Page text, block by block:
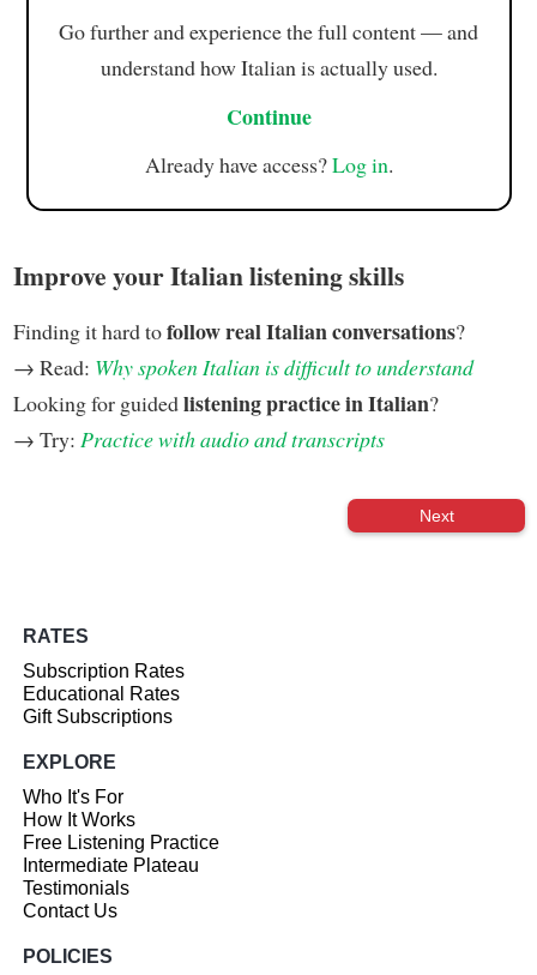
Go further and experience the full content — and
understand how Italian is actually used.
Continue
Already have access?Log in.
Improve your Italian listening skills
Finding it hard tofollow real Italian conversations?
→ Read: Why spoken Italian is difficult to understand
Looking for guidedlistening practice in Italian?
→ Try: Practice with audio and transcripts
Next
RATES
Subscription Rates
Educational Rates
Gift Subscriptions
EXPLORE
Who It's For
How It Works
Free Listening Practice
Intermediate Plateau
Testimonials
Contact Us
POLICIES